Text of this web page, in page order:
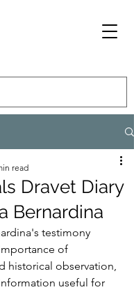
Dravet Diary
Bernardina
read
testimony
of
historical observation,
useful for